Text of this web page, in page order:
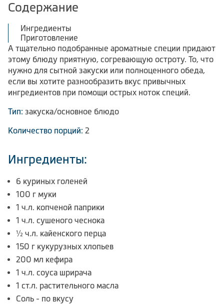
Содержание
Ингредиенты
Приготовление
А тщательно подобранные ароматные специи придают
этому блюду приятную, согревающую остроту. То, что
нужно для сытной закуски или полноценного обеда,
если вы хотите разнообразить вкус привычных
ингредиентов при помощи острых ноток специй.
Тип: закуска/основное блюдо
Количество порций: 2
Ингредиенты:
6 куриных голеней
100 г муки
1 ч.л. копченой паприки
1 ч.л. сушеного чеснока
½ ч.л. кайенского перца
150 г кукурузных хлопьев
200 мл кефира
1 ч.л. соуса шрирача
1 ст.л. растительного масла
Соль - по вкусу